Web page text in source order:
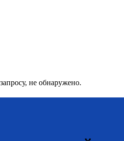
не обнаружено.